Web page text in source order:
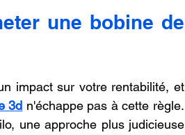
3D QUALIOPI
une bobine de
impact sur votre rentabilité, et
3d n'échappe pas à cette règle.
une approche plus judicieuse